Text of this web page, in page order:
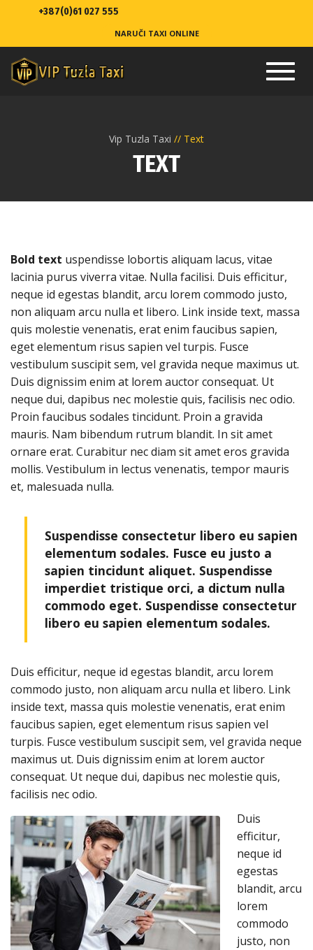
+387(0)61 027 555
NARUČI TAXI ONLINE
Vip Tuzla Taxi Text
TEXT
Bold text uspendisse lobortis aliquam lacus, vitae
lacinia purus viverra vitae. Nulla facilisi. Duis efficitur,
neque id egestas blandit, arcu lorem commodo justo,
non aliquam arcu nulla et libero. Link inside text, massa
quis molestie venenatis, erat enim faucibus sapien,
eget elementum risus sapien vel turpis. Fusce
vestibulum suscipit sem, vel gravida neque maximus ut.
Duis dignissim enim at lorem auctor consequat. Ut
neque dui, dapibus nec molestie quis, facilisis nec odio.
Proin faucibus sodales tincidunt. Proin a gravida
mauris. Nam bibendum rutrum blandit. In sit amet
ornare erat. Curabitur nec diam sit amet eros gravida
mollis. Vestibulum in lectus venenatis, tempor mauris
et, malesuada nulla.
Suspendisse consectetur libero eu sapien
elementum sodales. Fusce eu justo a
sapien tincidunt aliquet. Suspendisse
imperdiet tristique orci, a dictum nulla
commodo eget. Suspendisse consectetur
libero eu sapien elementum sodales.
Duis efficitur, neque id egestas blandit, arcu lorem
commodo justo, non aliquam arcu nulla et libero. Link
inside text, massa quis molestie venenatis, erat enim
faucibus sapien, eget elementum risus sapien vel
turpis. Fusce vestibulum suscipit sem, vel gravida neque
maximus ut. Duis dignissim enim at lorem auctor
consequat. Ut neque dui, dapibus nec molestie quis,
facilisis nec odio.
Duis
efficitur,
neque id
egestas
blandit, arcu
lorem
commodo
justo, non